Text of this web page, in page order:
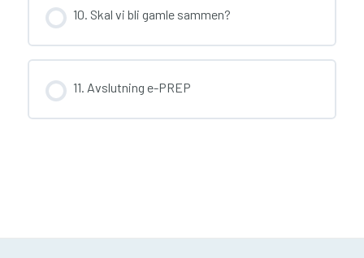
10. Skal vi bli gamle sammen?
11. Avslutning e-PREP